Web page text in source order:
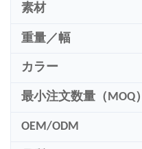
素材
重量／幅
カラー
最小注文数量（MOQ）
OEM/ODM